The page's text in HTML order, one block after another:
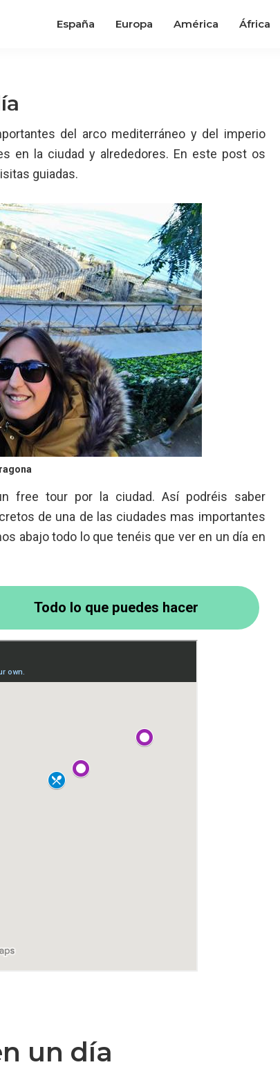
España Europa América África
del arco mediterráneo y del imperio
en la ciudad y alrededores. En este post os
guiadas.
free tour por la ciudad. Así podréis saber
de una de las ciudades mas importantes
abajo todo lo que tenéis que ver en un día en
Todo lo que puedes hacer
un día